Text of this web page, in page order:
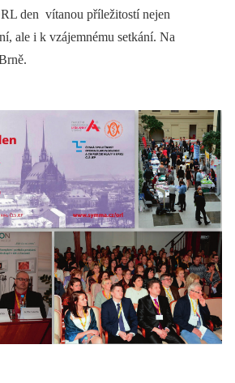
den vítanou příležitostí nejen
ale i k vzájemnému setkání. Na